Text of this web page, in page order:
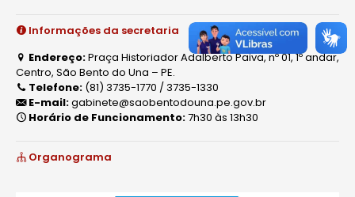
Informações da secretaria
Endereço:Praça Historiador Adalberto Paiva, nº 01, 1º andar,
Centro, São Bento do Una – PE.
Telefone: (81) 3735-1770 / 3735-1330
E-mail:gabinete@saobentodouna.pe.gov.br
Horário de Funcionamento:7h30 às 13h30
Organograma